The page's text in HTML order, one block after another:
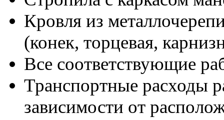
Кровля из
(конек, торцевая,
Все соответствующие
Транспортные расходы
зависимости от